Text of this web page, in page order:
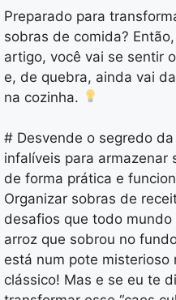
Preparado para
sobras de comida?
artigo, você vai se sentir
e, de quebra, ainda vai
na cozinha.
# Desvende o segredo
infalíveis para armazenar
de forma prática e
Organizar sobras de
desafios que todo
arroz que sobrou no
está num pote misterioso
clássico! Mas e se eu te